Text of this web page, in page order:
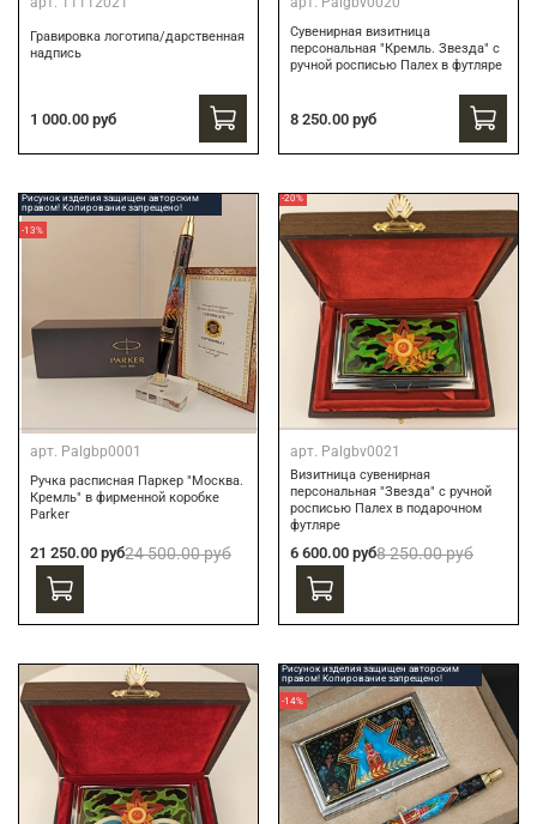
Гравировка логотипа/дарственная
надпись
1 000.00 руб
Сувенирная визитница
персональная "Кремль. Звезда" с
ручной росписью Палех в футляре
8 250.00 руб
Рисунок изделия защищен авторским
правом! Копирование запрещено!
-13%
арт. Palgbp0001
Ручка расписная Паркер "Москва.
Кремль" в фирменной коробке
Parker
21 250.00 руб24 500.00 руб
-20%
арт. Palgbv0021
Визитница сувенирная
персональная "Звезда" с ручной
росписью Палех в подарочном
футляре
6 600.00 руб8 250.00 руб
Рисунок изделия защищен авторским
правом! Копирование запрещено!
-14%